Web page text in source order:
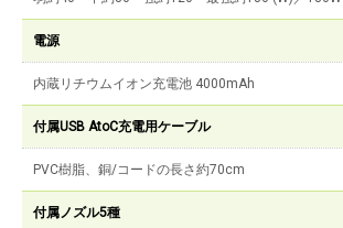
電源
内蔵リチウムイオン充電池 4000mAh
付属USB AtoC充電用ケーブル
PVC樹脂、銅/コードの長さ約70cm
付属ノズル5種